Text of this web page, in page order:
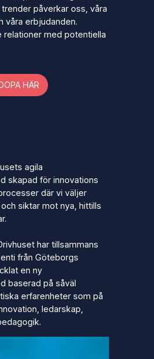
trender påverkar oss, våra
våra erbjudanden.
relationer med potentiella
HÄR
agila
skapad för innovations
där vi väljer
siktar mot nya, hittills
har tillsammans
från Göteborgs
en ny
baserad på såväl
erfarenheter som på
ledarskap,